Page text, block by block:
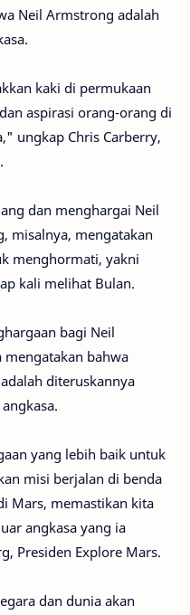
Neil Armstrong adalah
kaki di permukaan
aspirasi orang-orang di
ungkap Chris Carberry,
dan menghargai Neil
misalnya, mengatakan
menghormati, yakni
kali melihat Bulan.
bagi Neil
bahwa
diteruskannya
yang lebih baik untuk
misi berjalan di benda
Mars, memastikan kita
angkasa yang ia
Presiden Explore Mars.
dan dunia akan